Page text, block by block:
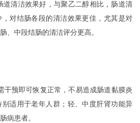
道清洁效果好，与聚乙二醇相比，肠道清
对结肠各段的清洁效果更佳，尤其是对
、中段结肠的清洁评分更高。
干预即可恢复正常，不易造成肠道黏膜炎
适用于老年人群；轻、中度肝肾功能异
病患者。